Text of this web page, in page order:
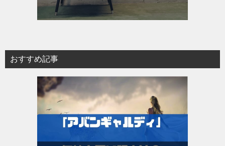
おすすめ記事